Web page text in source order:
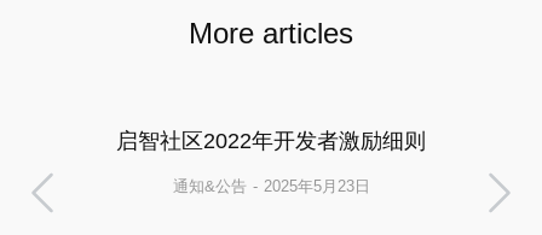
More articles
启智社区2022年开发者激励细则
通知&公告 2025年5月23日